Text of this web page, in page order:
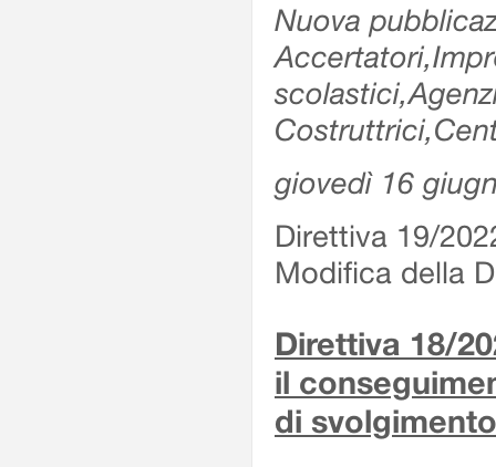
Nuova
giovedì 16
Direttiva 19/
Modifica della
Direttiva 18/
il
di